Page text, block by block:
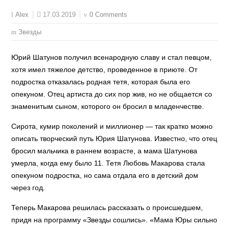
Alex 17.03.2019 0 Comments
Звезды
Юрий Шатунов получил всенародную славу и стал певцом,
хотя имел тяжелое детство, проведенное в приюте. От
подростка отказалась родная тетя, которая была его
опекуном. Отец артиста до сих пор жив, но не общается со
знаменитым сыном, которого он бросил в младенчестве.
Сирота, кумир поколений и миллионер — так кратко можно
описать творческий путь Юрия Шатунова. Известно, что отец
бросил мальчика в раннем возрасте, а мама Шатунова
умерла, когда ему было 11. Тетя Любовь Макарова стала
опекуном подростка, но сама отдала его в детский дом
через год.
Теперь Макарова решилась рассказать о происшедшем,
придя на программу «Звезды сошлись». «Мама Юры сильно